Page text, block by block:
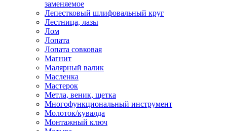
заменяемое
Лепестковый шлифовальный круг
Лестница, лазы
Лом
Лопата
Лопата совковая
Магнит
Малярный валик
Масленка
Мастерок
Метла, веник, щетка
Многофункциональный инструмент
Молоток/кувалда
Монтажный ключ